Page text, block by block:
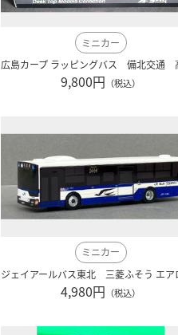
ミニカー
9,800円 （税込）
ミニカー
4,980円 （税込）